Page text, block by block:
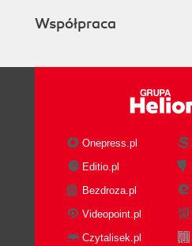
Współpraca
Onepress.pl
Editio.pl
Bezdroza.pl
Videopoint.pl
Czytalisek.pl